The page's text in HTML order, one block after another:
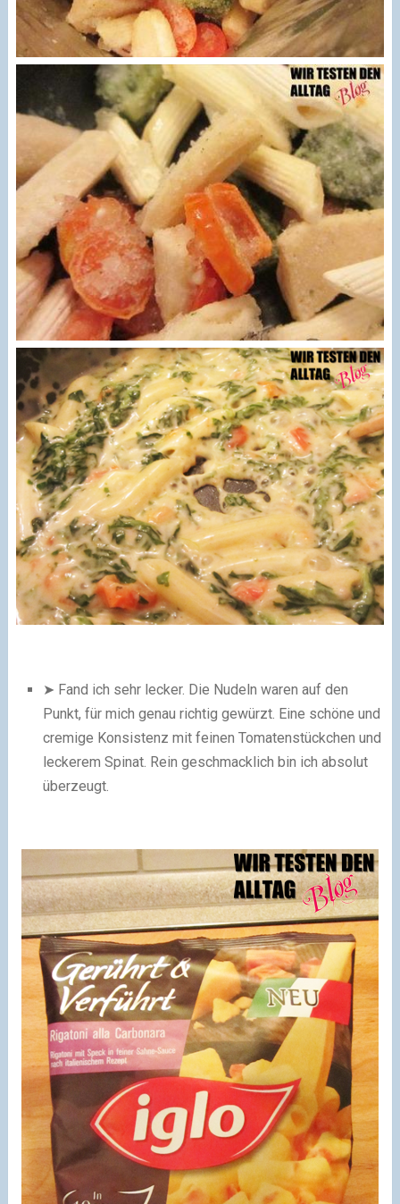
➤ Fand ich sehr lecker. Die Nudeln waren auf den
Punkt, für mich genau richtig gewürzt. Eine schöne und
cremige Konsistenz mit feinen Tomatenstückchen und
leckerem Spinat. Rein geschmacklich bin ich absolut
überzeugt.